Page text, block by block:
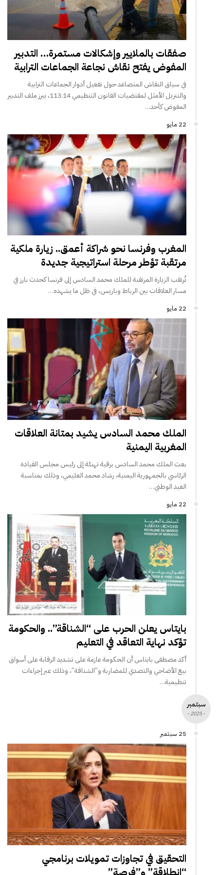
صفقات بالملايير وإشكالات مستمرة… التدبير
المفوض يفتح نقاش نجاعة الجماعات الترابية
في سياق النقاش المتصاعد حول تفعيل أدوار الجماعات الترابية
والتنزيل الأمثل لمقتضيات القانون التنظيمي 113.14، يبرز ملف التدبير
المفوض كأحد…
22 مايو
المغرب وفرنسا نحو شراكة أعمق.. زيارة ملكية
مرتقبة تؤطر مرحلة استراتيجية جديدة
تُرتقب الزيارة المرتقبة للملك محمد السادس إلى فرنسا كحدث بارز في
مسار العلاقات بين الرباط وباريس، في ظل ما يشهده…
22 مايو
الملك محمد السادس يشيد بمتانة العلاقات
المغربية اليمنية
بعث الملك محمد السادس برقية تهنئة إلى رئيس مجلس القيادة
الرئاسي بالجمهورية اليمنية، رشاد محمد العليمي، وذلك بمناسبة
العيد الوطني…
22 مايو
بايتاس يعلن الحرب على “الشناقة”.. والحكومة
تؤكد نهاية التعاقد في التعليم
أكد مصطفى بايتاس أن الحكومة عازمة على تشديد الرقابة على أسواق
بيع الأضاحي والتصدي للمضاربة و”الشناقة”، وذلك عبر إجراءات
تنظيمية…
سبتمبر
- 2025 -
25 سبتمبر
التحقيق في تجاوزات تمويلات برنامجي
“انطلاقة” و”فرصة”